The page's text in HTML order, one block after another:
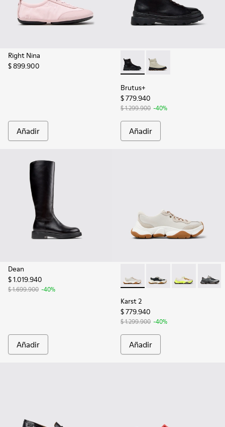
Right Nina
$ 899.900
Añadir
Brutus+ - K400816-001 -
Brutus+ - K400816-
Brutus+
$ 779.940
$ 1.299.900 -40%
Añadir
Dean
$ 1.019.940
$ 1.699.900 -40%
Añadir
Karst 2 - K201836-002 -
Karst 2 - K201836-010
Karst 2 -Karst
Karst 2
$ 779.940
$ 1.299.900 -40%
Añadir